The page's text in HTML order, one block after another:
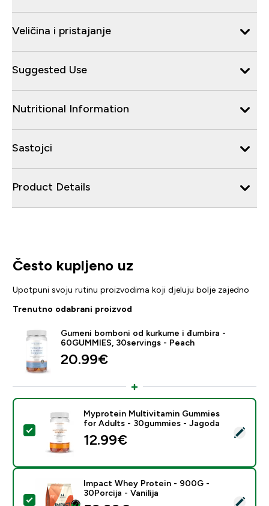
Veličina i pristajanje
Suggested Use
Nutritional Information
Sastojci
Product Details
Često kupljeno uz
Upotpuni svoju rutinu proizvodima koji djeluju bolje zajedno
Trenutno odabrani proizvod
Gumeni bomboni od kurkume i đumbira -
60GUMMIES, 30servings - Peach
20.99€‎
Odaberi ovaj proizvod - Myprotein Multivitamin
Myprotein Multivitamin Gummies
for Adults - 30gummies - Jagoda
12.99€‎
Odaberi ovaj proizvod - Impact Whey Protein - 900G
Impact Whey Protein - 900G -
30Porcija - Vanilija